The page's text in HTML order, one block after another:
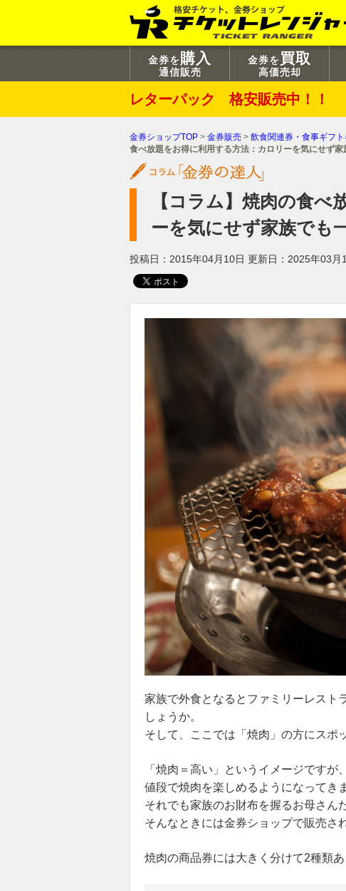
金券を購入
通信販売
金券を買取
高価売却
レターパック 格安販売中！！
金券ショップTOP > 金券販売 > 飲食関連券・食事ギフ
食べ放題をお得に利用する方法：カロリーを気にせず
【コラム】焼肉の食べ
ーを気にせず家族でも
投稿日：2015年04月10日 更新日：2025年03月
家族で外食となるとファミリーレスト
しょうか。
そして、ここでは「焼肉」の方にスポ
「焼肉＝高い」というイメージです
値段で焼肉を楽しめるようになってき
それでも家族のお財布を握るお母さん
そんなときには金券ショップで販売さ
焼肉の商品券には大きく分けて2種類あ